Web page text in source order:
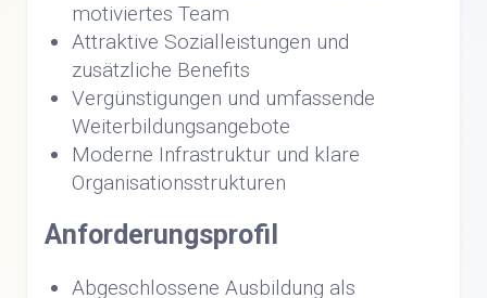
motiviertes Team
Attraktive Sozialleistungen und
zusätzliche Benefits
Vergünstigungen und umfassende
Weiterbildungsangebote
Moderne Infrastruktur und klare
Organisationsstrukturen
Anforderungsprofil
Abgeschlossene Ausbildung als